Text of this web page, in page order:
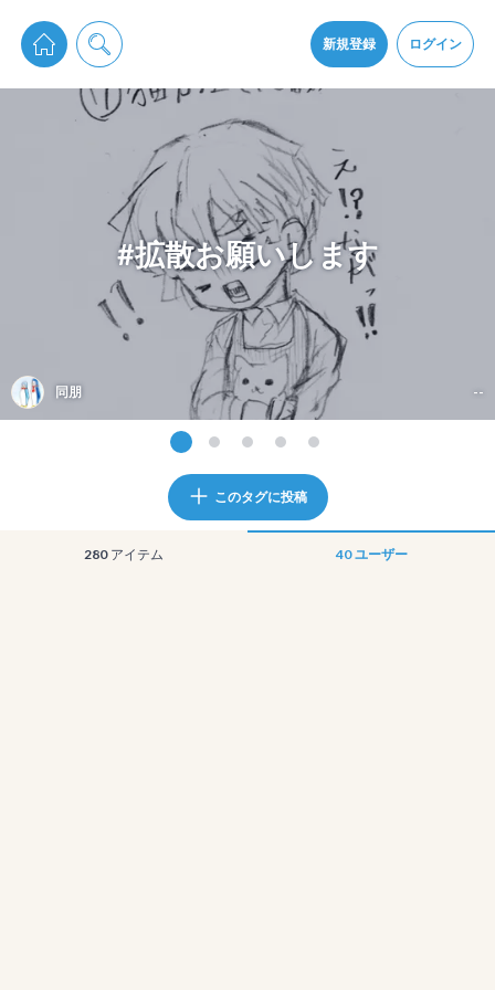
新規登録 ログイン
pixiv Sketchは2024年5月28日付で プライパシーポリシーを改定しました。
通知を受け取るにはここをクリックします
pixiv Sketchアプリでさらに快適に！
アプリをインストール
#拡散お願いします
同朋 --
このタグに投稿
280 アイテム 40 ユーザー